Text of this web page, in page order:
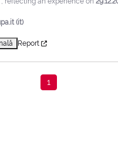
(it)
Report
1